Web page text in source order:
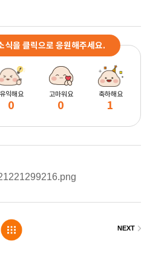
식을 클릭으로 응원해주세요.
유익해요
0
고마워요
0
축하해요
1